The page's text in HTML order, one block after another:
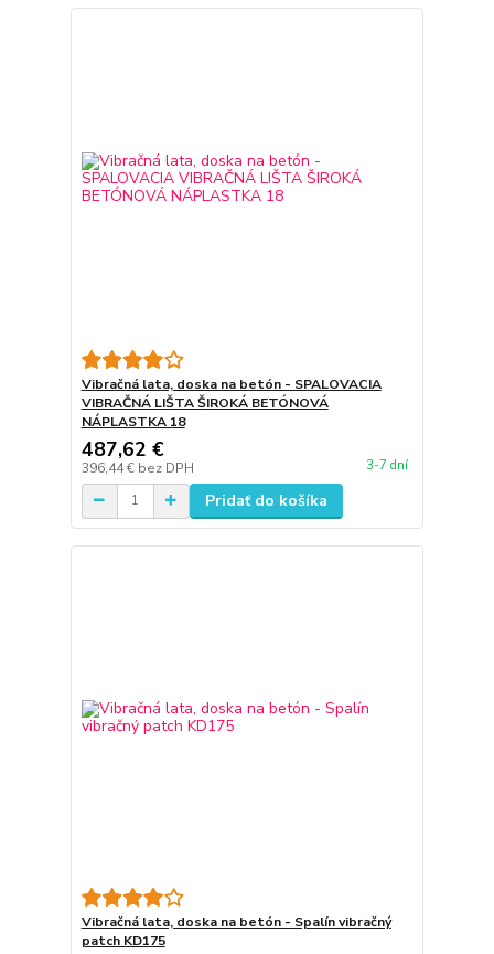
Vibračná lata, doska na betón - SPALOVACIA
VIBRAČNÁ LIŠTA ŠIROKÁ BETÓNOVÁ
NÁPLASTKA 18
487,62 €
396,44 € bez DPH 3-7 dní
Pridať do košíka
Vibračná lata, doska na betón - Spalín vibračný
patch KD175